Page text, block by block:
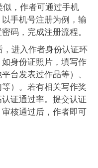
似，作者可通过手机
手机号注册为例，输
码，完成注册流程。
，进入作者身份认证环
身份证照片，填写作
台发表过作品等）、
）。若有相关写作奖
证通过率。提交认证
核通过后，作者即可